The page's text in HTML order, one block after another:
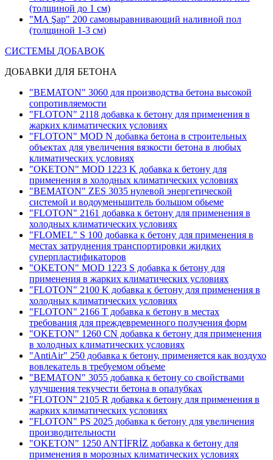
(толщиной до 1 см)
"MA Şap" 200 самовыравнивающий наливной пол
(толщиной 1-3 см)
СИСТЕМЫ ДОБАВОК
ДОБАВКИ ДЛЯ БЕТОНА
"BEMATON" 3060 для производства бетона высокой
сопротивляемости
"FLOTON" 2118 добавка к бетону для применения в
жарких климатических условиях
"FLOTON" MOD N добавка бетона в строительных
объектах для увеличения вязкости бетона в любых
климатических условиях
"OKETON" MOD 1223 K добавка к бетону для
применения в холодных климатических условиях
"BEMATON" ZES 3035 нулевой энергетической
системой и водоуменьшитель большом обьеме
"FLOTON" 2161 добавка к бетону для применения в
холодных климатических условиях
"FLOMEL" S 100 добавка к бетону для применения в
местах затруднения транспортировки жидких
суперпластификаторов
"OKETON" MOD 1223 S добавка к бетону для
применения в жарких климатических условиях
"FLOTON" 2100 K добавка к бетону для применения в
холодных климатических условиях
"FLOTON" 2166 T добавка к бетону в местах
требования для преждевременного получения форм
"OKETON" 1260 CN добавка к бетону для применения
в холодных климатических условиях
"AntiAir" 250 добавка к бетону, применяется как воздухо
вовлекатель в требуемом объеме
"BEMATON" 3055 добавка к бетону со свойствами
улучшения текучести бетона в опалубках
"FLOTON" 2105 R добавка к бетону для применения в
жарких климатических условиях
"FLOTON" PS 2025 добавка к бетону для увеличения
производительности
"OKETON" 1250 ANTİFRİZ добавка к бетону для
применения в морозных климатических условиях